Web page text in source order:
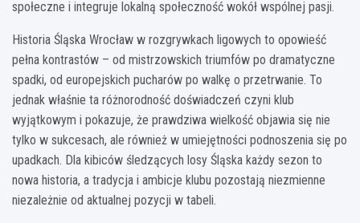
społeczne i integruje lokalną społeczność wokół wspólnej pasji.
Historia Śląska Wrocław w rozgrywkach ligowych to opowieść
pełna kontrastów – od mistrzowskich triumfów po dramatyczne
spadki, od europejskich pucharów po walkę o przetrwanie. To
jednak właśnie ta różnorodność doświadczeń czyni klub
wyjątkowym i pokazuje, że prawdziwa wielkość objawia się nie
tylko w sukcesach, ale również w umiejętności podnoszenia się po
upadkach. Dla kibiców śledzących losy Śląska każdy sezon to
nowa historia, a tradycja i ambicje klubu pozostają niezmienne
niezależnie od aktualnej pozycji w tabeli.